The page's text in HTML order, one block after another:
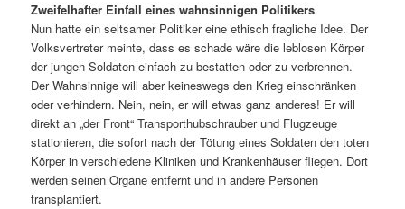
Zweifelhafter Einfall eines wahnsinnigen Politikers
Nun hatte ein seltsamer Politiker eine ethisch fragliche Idee. Der
Volksvertreter meinte, dass es schade wäre die leblosen Körper
der jungen Soldaten einfach zu bestatten oder zu verbrennen.
Der Wahnsinnige will aber keineswegs den Krieg einschränken
oder verhindern. Nein, nein, er will etwas ganz anderes! Er will
direkt an „der Front“ Transporthubschrauber und Flugzeuge
stationieren, die sofort nach der Tötung eines Soldaten den toten
Körper in verschiedene Kliniken und Krankenhäuser fliegen. Dort
werden seinen Organe entfernt und in andere Personen
transplantiert.